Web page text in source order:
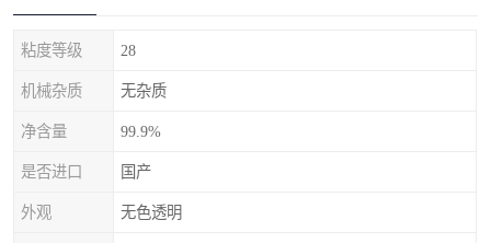
粘度等级 28
机械杂质 无杂质
净含量 99.9%
是否进口 国产
外观 无色透明